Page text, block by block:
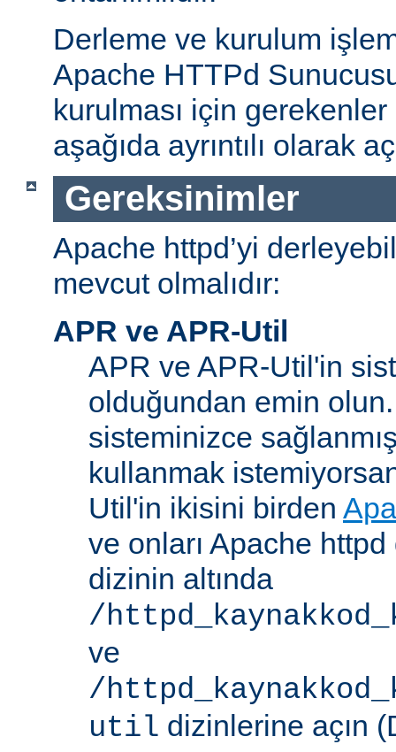
Derleme ve kurulum
Apache HTTPd
kurulması için
aşağıda ayrıntılı olarak
Gereksinimler
Apache httpd’yi
mevcut olmalıdır:
APR ve APR-Util
APR ve APR-Util'in
olduğundan emin
sisteminizce
kullanmak
Util'in ikisini birden
ve onları Apache httpd
dizinin altında
/
ve
/
util dizinlerine açın